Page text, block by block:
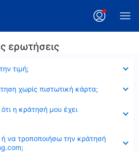
ερωτήσεις
τιμή;
χωρίς πιστωτική κάρτα;
η κράτησή μου έχει
να τροποποιήσω την κράτησή